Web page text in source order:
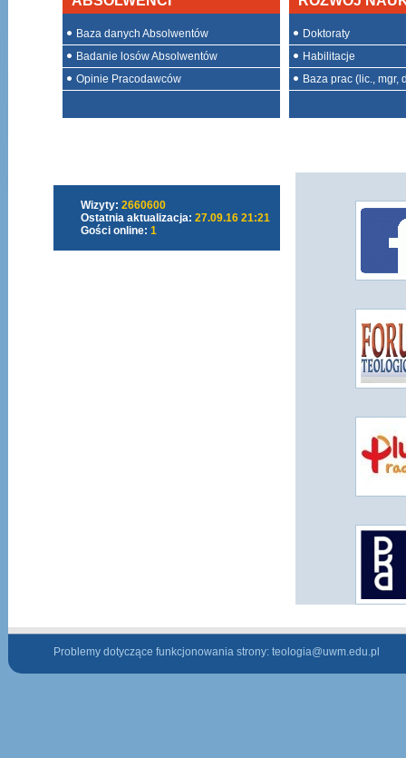
Baza danych Absolwentów
Badanie losów Absolwentów
Opinie Pracodawców
Doktoraty
Habilitacje
Baza prac (lic., mgr,
Wizyty: 2660600
Ostatnia aktualizacja: 27.09.16 21:21
Gości online: 1
Problemy dotyczące funkcjonowania strony: teologia@uwm.edu.pl